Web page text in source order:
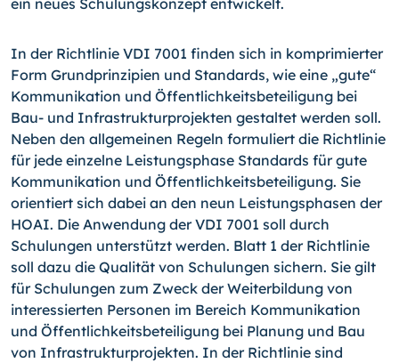
ein neues Schulungskonzept entwickelt.
In der Richtlinie VDI 7001 finden sich in komprimierter
Form Grundprinzipien und Stan­dards, wie eine „gute“
Kommunikation und Öffentlichkeitsbeteiligung bei
Bau- und In­frastrukturprojekten gestaltet werden soll.
Neben den allgemeinen Regeln formuliert die Richtlinie
für jede einzelne Leistungsphase Standards für gute
Kommunikation und Öffentlichkeitsbeteiligung. Sie
orientiert sich dabei an den neun Leistungsphasen der
HOAI. Die Anwendung der VDI 7001 soll durch
Schulungen unterstützt werden. Blatt 1 der Richtlinie
soll dazu die Qualität von Schulungen sichern. Sie gilt
für Schulungen zum Zweck der Weiterbildung von
interessierten Personen im Bereich Kommunikation
und Öffentlichkeitsbeteiligung bei Planung und Bau
von Infrastrukturprojekten. In der Richtlinie sind